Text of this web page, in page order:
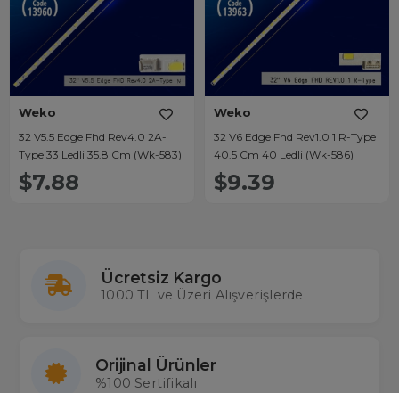
Weko
32 V5.5 Edge Fhd Rev4.0 2A-
Type 33 Ledli 35.8 Cm (Wk-583)
$7.88
Weko
32 V6 Edge Fhd Rev1.0 1 R-Type
40.5 Cm 40 Ledli (Wk-586)
$9.39
Ücretsiz Kargo
1000 TL ve Üzeri Alışverişlerde
Orijinal Ürünler
%100 Sertifikalı